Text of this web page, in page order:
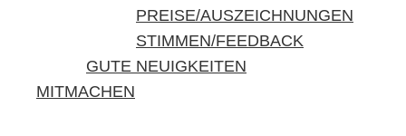
PREISE/AUSZEICHNUNGEN
STIMMEN/FEEDBACK
GUTE NEUIGKEITEN
MITMACHEN